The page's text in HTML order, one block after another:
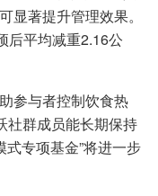
显著提升管理效果。
后平均减重2.16公
参与者控制饮食热
社群成员能长期保持
专项基金”将进一步